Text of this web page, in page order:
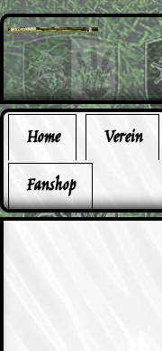
Home Verein
Fanshop